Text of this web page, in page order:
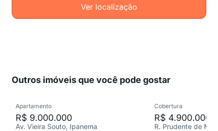
Ver localização
Outros imóveis que você pode gostar
Apartamento
R$ 9.000.000
Av. Vieira Souto, Ipanema
Cobertura
R$ 4.900.000
R. Prudente de